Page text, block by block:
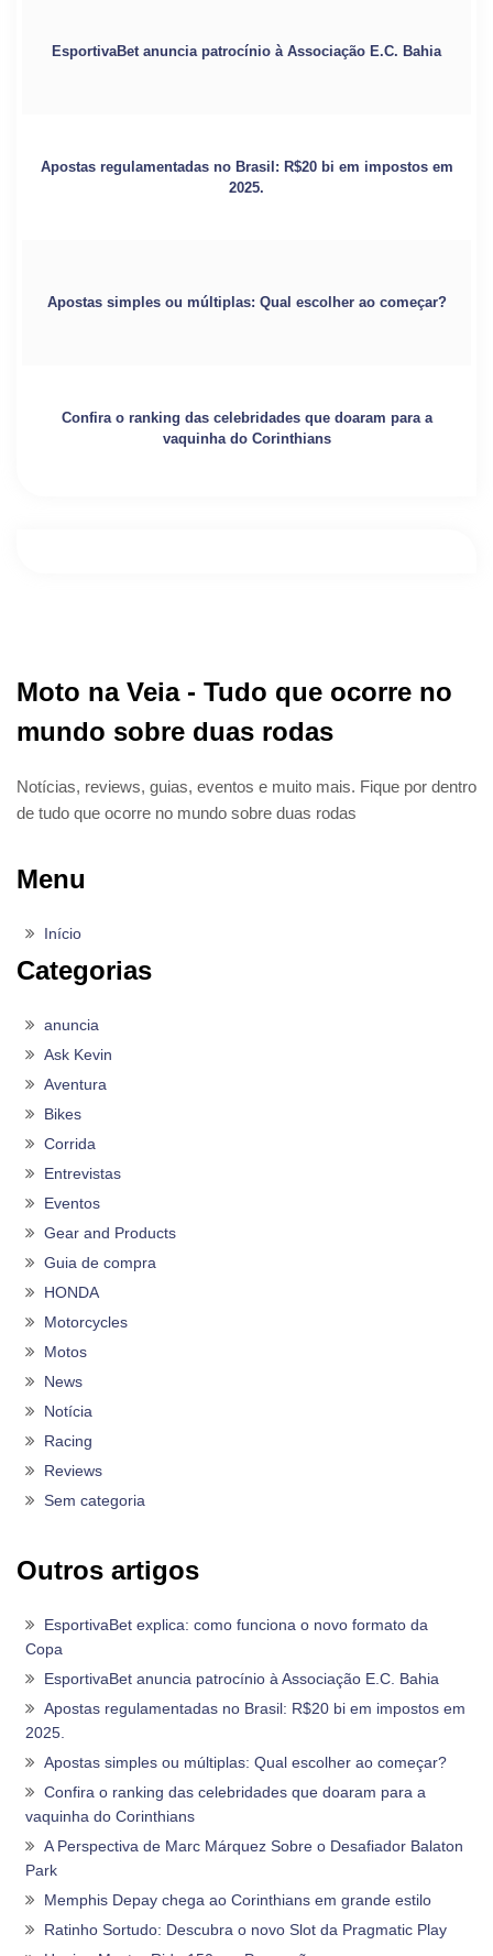
EsportivaBet anuncia patrocínio à Associação E.C. Bahia
Apostas regulamentadas no Brasil: R$20 bi em impostos em
2025.
Apostas simples ou múltiplas: Qual escolher ao começar?
Confira o ranking das celebridades que doaram para a
vaquinha do Corinthians
Moto na Veia - Tudo que ocorre no
mundo sobre duas rodas
Notícias, reviews, guias, eventos e muito mais. Fique por dentro
de tudo que ocorre no mundo sobre duas rodas
Menu
Início
Categorias
anuncia
Ask Kevin
Aventura
Bikes
Corrida
Entrevistas
Eventos
Gear and Products
Guia de compra
HONDA
Motorcycles
Motos
News
Notícia
Racing
Reviews
Sem categoria
Outros artigos
EsportivaBet explica: como funciona o novo formato da
Copa
EsportivaBet anuncia patrocínio à Associação E.C. Bahia
Apostas regulamentadas no Brasil: R$20 bi em impostos em
2025.
Apostas simples ou múltiplas: Qual escolher ao começar?
Confira o ranking das celebridades que doaram para a
vaquinha do Corinthians
A Perspectiva de Marc Márquez Sobre o Desafiador Balaton
Park
Memphis Depay chega ao Corinthians em grande estilo
Ratinho Sortudo: Descubra o novo Slot da Pragmatic Play